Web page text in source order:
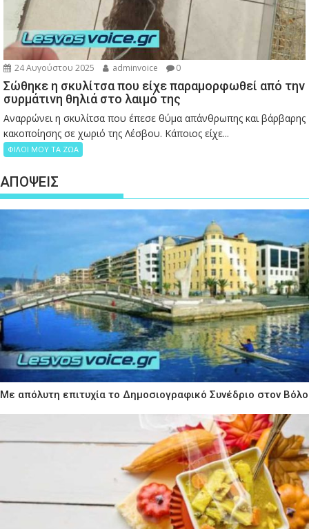
24 Αυγούστου 2025 adminvoice 0
Σώθηκε η σκυλίτσα που είχε παραμορφωθεί από την
συρμάτινη θηλιά στο λαιμό της
Αναρρώνει η σκυλίτσα που έπεσε θύμα απάνθρωπης και βάρβαρης
κακοποίησης σε χωριό της Λέσβου. Κάποιος είχε...
ΦΙΛΟΙ ΜΟΥ ΤΑ ΖΩΑ
ΑΠΟΨΕΙΣ
Με απόλυτη επιτυχία το Δημοσιογραφικό Συνέδριο στον Βόλο